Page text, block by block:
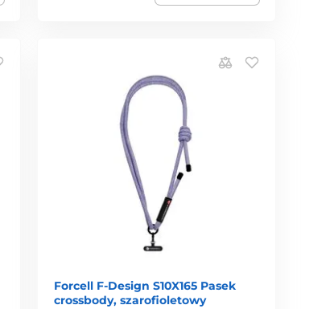
Forcell F-Design S10X165 Pasek
crossbody, szarofioletowy